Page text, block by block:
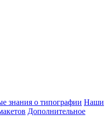
знания о типографии Наши
Дополнительное